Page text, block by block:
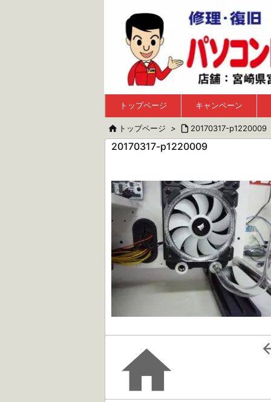
トップページ キャンペーン
 トップページ >  20170317-p1220009
20170317-p1220009
